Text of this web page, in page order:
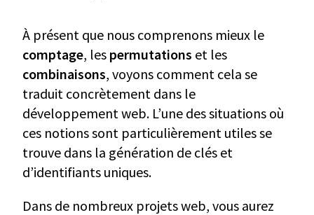
À présent que nous comprenons mieux le
comptage, les permutations et les
combinaisons, voyons comment cela se
traduit concrètement dans le
développement web. L’une des situations où
ces notions sont particulièrement utiles se
trouve dans la génération de clés et
d’identifiants uniques.
Dans de nombreux projets web, vous aurez